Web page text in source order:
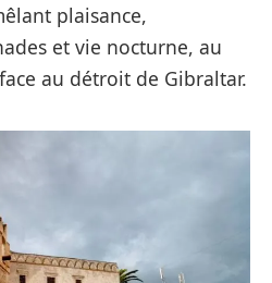
plaisance,
et vie nocturne, au
au détroit de Gibraltar.